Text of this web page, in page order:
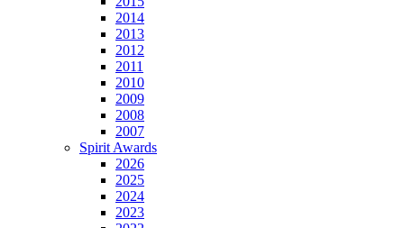
2014
2013
2012
2011
2010
2009
2008
2007
Spirit Awards
2026
2025
2024
2023